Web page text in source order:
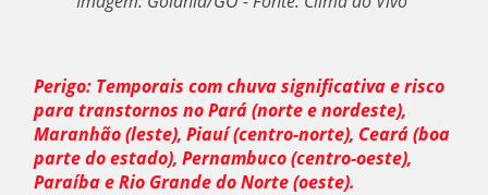
Perigo: Temporais com chuva significativa e risco
para transtornos no Pará (norte e nordeste),
Maranhão (leste), Piauí (centro-norte), Ceará (boa
parte do estado), Pernambuco (centro-oeste),
Paraíba e Rio Grande do Norte (oeste).